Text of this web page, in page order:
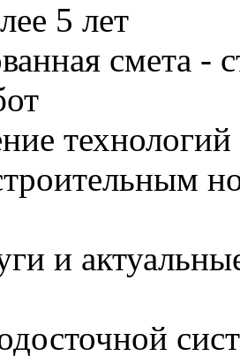
5 лет
смета -
и